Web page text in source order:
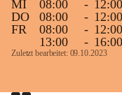
13 bis 15 Uhr
Martins Therme &
der Therme zugänglich)
Sonntag, 20.9.
MI
08:00 - 12:00
DO
08:00 - 12:00
FR
08:00 - 12:00
13:00
- 16:00
Zuletzt bearbeitet: 09.10.2023